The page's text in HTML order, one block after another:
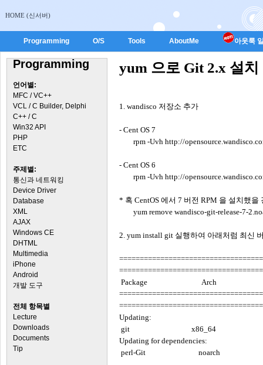
HOME (신서버)
Programming O/S Tools AboutMe 아웃룩
Programming
언어별:
MFC / VC++
VCL / C Builder, Delphi
C++ / C
Win32 API
PHP
ETC
주제별:
통신과 네트워킹
Device Driver
Database
XML
AJAX
Windows CE
DHTML
Multimedia
iPhone
Android
개발 도구
전체 항목별
Lecture
Downloads
Documents
Tip
yum 으로 Git 2.x 설치
1. wandisco 저장소 추가
- Cent OS 7
rpm -Uvh http://
- Cent OS 6
rpm -Uvh http://
* 혹 CentOS 에서 7 버전 RPM 을 설치했을
yum remove wandisco-git-release-7-
2. yum install git 실행하여 아래처럼 최신
Package Arch
Updating:
git x86_64 2.14.1-
Updating for dependencies:
perl-Git noarch